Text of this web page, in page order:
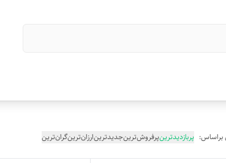
پربازدیدترینپرفروش‌ترینجدیدترینارزان‌ترینگران‌ترین